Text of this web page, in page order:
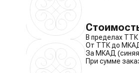
В пределах
От ТТК до МКАД
За МКАД (синяя
При сумме